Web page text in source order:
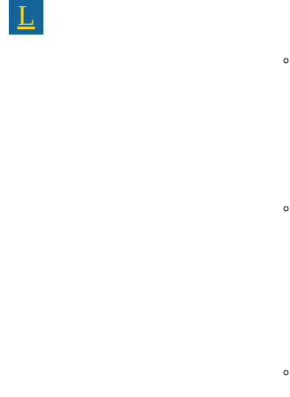
Passar para o conteúdo principal
L